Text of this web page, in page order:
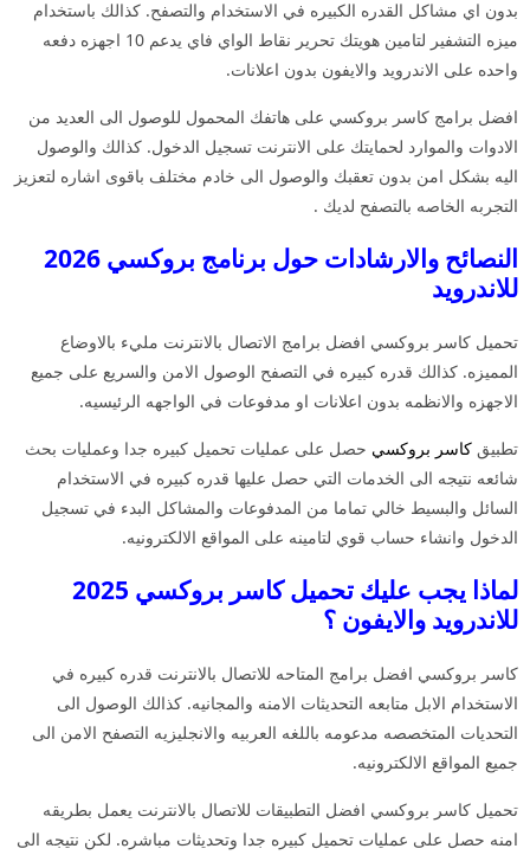
بدون اي مشاكل القدره الكبيره في الاستخدام والتصفح. كذالك باستخدام
ميزه التشفير لتامين هويتك تحرير نقاط الواي فاي يدعم 10 اجهزه دفعه
واحده على الاندرويد والايفون بدون اعلانات.
افضل برامج كاسر بروكسي على هاتفك المحمول للوصول الى العديد من
الادوات والموارد لحمايتك على الانترنت تسجيل الدخول. كذالك والوصول
اليه بشكل امن بدون تعقبك والوصول الى خادم مختلف باقوى اشاره لتعزيز
التجربه الخاصه بالتصفح لديك .
النصائح والارشادات حول برنامج بروكسي 2026
للاندرويد
تحميل كاسر بروكسي افضل برامج الاتصال بالانترنت مليء بالاوضاع
المميزه. كذالك قدره كبيره في التصفح الوصول الامن والسريع على جميع
الاجهزه والانظمه بدون اعلانات او مدفوعات في الواجهه الرئيسيه.
تطبيق كاسر بروكسي حصل على عمليات تحميل كبيره جدا وعمليات بحث
شائعه نتيجه الى الخدمات التي حصل عليها قدره كبيره في الاستخدام
السائل والبسيط خالي تماما من المدفوعات والمشاكل البدء في تسجيل
الدخول وانشاء حساب قوي لتامينه على المواقع الالكترونيه.
لماذا يجب عليك تحميل كاسر بروكسي 2025
للاندرويد والايفون ؟
كاسر بروكسي افضل برامج المتاحه للاتصال بالانترنت قدره كبيره في
الاستخدام الابل متابعه التحديثات الامنه والمجانيه. كذالك الوصول الى
التحديات المتخصصه مدعومه باللغه العربيه والانجليزيه التصفح الامن الى
جميع المواقع الالكترونيه.
تحميل كاسر بروكسي افضل التطبيقات للاتصال بالانترنت يعمل بطريقه
امنه حصل على عمليات تحميل كبيره جدا وتحديثات مباشره. لكن نتيجه الى